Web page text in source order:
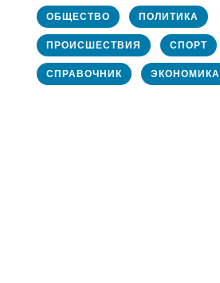
ОБЩЕСТВО ПОЛИТИКА
ПРОИСШЕСТВИЯ СПОРТ
СПРАВОЧНИК ЭКОНОМИКА